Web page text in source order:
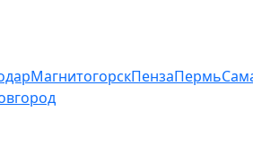
МагнитогорскПензаПермь